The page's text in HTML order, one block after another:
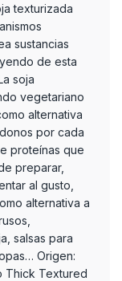
texturizada
sustancias
de esta
soja
vegetariano
alternativa
por cada
proteínas que
preparar,
al gusto,
alternativa a
salsas para
Origen:
Thick Textured